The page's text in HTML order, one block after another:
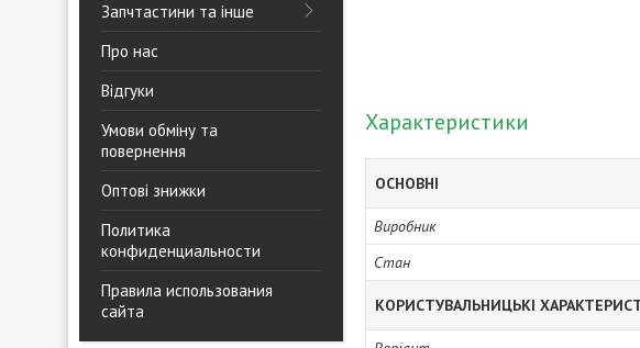
Запчтастини та інше
Про нас
Відгуки
Умови обміну та
повернення
Оптові знижки
Политика
конфиденциальности
Правила использования
сайта
Характеристики
ОСНОВНІ
Виробник
Стан
КОРИСТУВАЛЬНИЦЬКІ